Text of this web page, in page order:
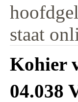
staat
Kohier
04.038